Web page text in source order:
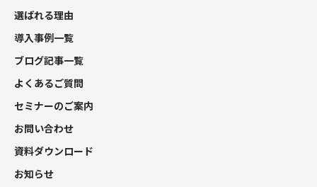
選ばれる理由
導入事例一覧
ブログ記事一覧
よくあるご質問
セミナーのご案内
お問い合わせ
資料ダウンロード
お知らせ